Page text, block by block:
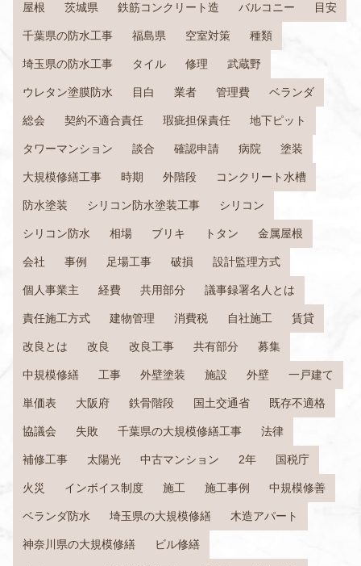
屋根 茨城県 鉄筋コンクリート造 バルコニー 目安
千葉県の防水工事 福島県 空室対策 種類
埼玉県の防水工事 タイル 修理 武蔵野
ウレタン塗膜防水 目白 業者 管理費 ベランダ
総会 契約不適合責任 瑕疵担保責任 地下ピット
タワーマンション 談合 確認申請 病院 塗装
大規模修繕工事 時期 外階段 コンクリート水槽
防水塗装 シリコン防水塗装工事 シリコン
シリコン防水 相場 ブリキ トタン 金属屋根
会社 事例 足場工事 破損 設計監理方式
個人事業主 経費 共用部分 議事録署名人とは
責任施工方式 建物管理 消費税 自社施工 賃貸
改良とは 改良 改良工事 共有部分 募集
中規模修繕 工事 外壁塗装 施設 外壁 一戸建て
単価表 大阪府 鉄骨階段 国土交通省 既存不適格
協議会 失敗 千葉県の大規模修繕工事 法律
補修工事 太陽光 中古マンション 2年 国税庁
火災 インボイス制度 施工 施工事例 中規模修善
ベランダ防水 埼玉県の大規模修繕 木造アパート
神奈川県の大規模修繕 ビル修繕